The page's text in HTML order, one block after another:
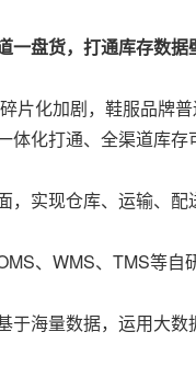
一盘货，打通库存数据
片化加剧，鞋服品牌
体化打通、全渠道库
，实现仓库、运输、
、WMS、TMS等自
于海量数据，运用大